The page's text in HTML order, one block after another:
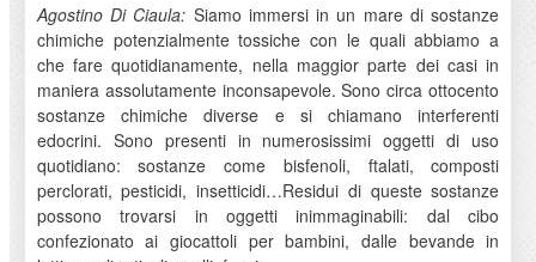
Agostino Di Ciaula: Siamo immersi in un mare di sostanze
chimiche potenzialmente tossiche con le quali abbiamo a
che fare quotidianamente, nella maggior parte dei casi in
maniera assolutamente inconsapevole. Sono circa ottocento
sostanze chimiche diverse e si chiamano interferenti
edocrini. Sono presenti in numerosissimi oggetti di uso
quotidiano: sostanze come bisfenoli, ftalati, composti
perclorati, pesticidi, insetticidi…Residui di queste sostanze
possono trovarsi in oggetti inimmaginabili: dal cibo
confezionato ai giocattoli per bambini, dalle bevande in